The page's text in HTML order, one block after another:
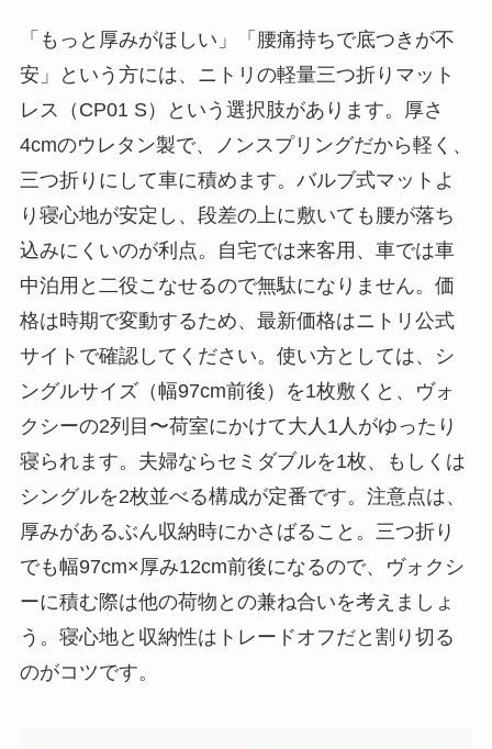
「もっと厚みがほしい」「腰痛持ちで底つきが不
安」という方には、ニトリの軽量三つ折りマット
レス（CP01 S）という選択肢があります。厚さ
4cmのウレタン製で、ノンスプリングだから軽く、
三つ折りにして車に積めます。バルブ式マットよ
り寝心地が安定し、段差の上に敷いても腰が落ち
込みにくいのが利点。自宅では来客用、車では車
中泊用と二役こなせるので無駄になりません。価
格は時期で変動するため、最新価格はニトリ公式
サイトで確認してください。使い方としては、シ
ングルサイズ（幅97cm前後）を1枚敷くと、ヴォ
クシーの2列目〜荷室にかけて大人1人がゆったり
寝られます。夫婦ならセミダブルを1枚、もしくは
シングルを2枚並べる構成が定番です。注意点は、
厚みがあるぶん収納時にかさばること。三つ折り
でも幅97cm×厚み12cm前後になるので、ヴォクシ
ーに積む際は他の荷物との兼ね合いを考えましょ
う。寝心地と収納性はトレードオフだと割り切る
のがコツです。